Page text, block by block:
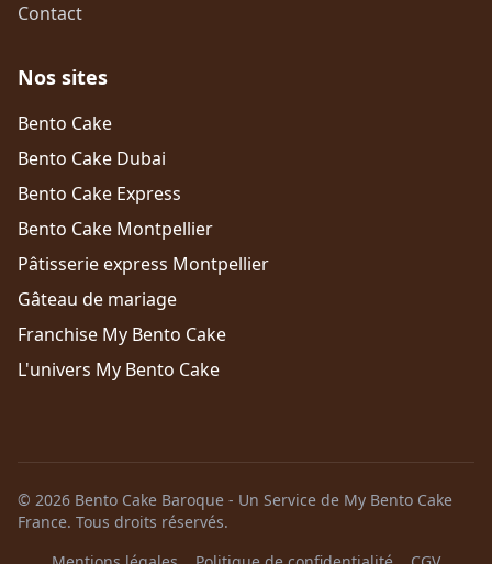
Contact
Nos sites
Bento Cake
Bento Cake Dubai
Bento Cake Express
Bento Cake Montpellier
Pâtisserie express Montpellier
Gâteau de mariage
Franchise My Bento Cake
L'univers My Bento Cake
© 2026 Bento Cake Baroque - Un Service de My Bento Cake
France. Tous droits réservés.